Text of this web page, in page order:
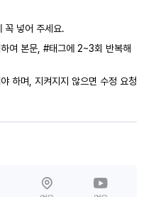
꼭 넣어 주세요.
여 본문, #태그에 2~3회 반복해
하며, 지켜지지 않으면 수정 요청